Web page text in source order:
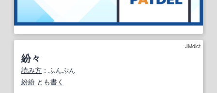
JMdict
紛々
読み方 ：ふんぷん
紛紛 とも書く